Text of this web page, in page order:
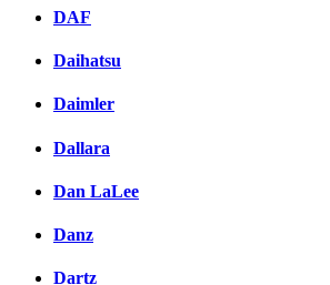
DAF
Daihatsu
Daimler
Dallara
Dan LaLee
Danz
Dartz